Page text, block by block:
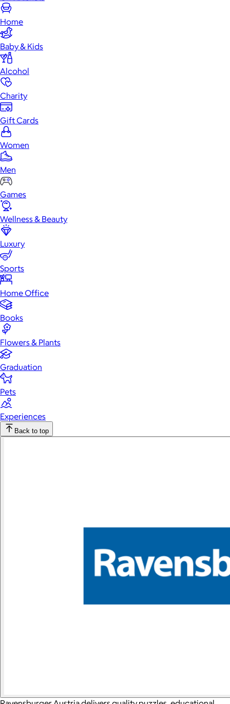
Home
Baby & Kids
Alcohol
Charity
Gift Cards
Women
Men
Games
Wellness & Beauty
Luxury
Sports
Home Office
Books
Flowers & Plants
Graduation
Pets
Experiences
Back to top